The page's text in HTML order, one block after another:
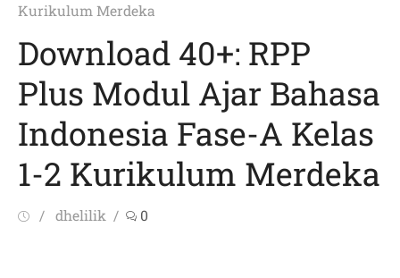
Kurikulum Merdeka
Download 40+: RPP
Plus Modul Ajar Bahasa
Indonesia Fase-A Kelas
1-2 Kurikulum Merdeka
PostedAuthor
dhelilik 0